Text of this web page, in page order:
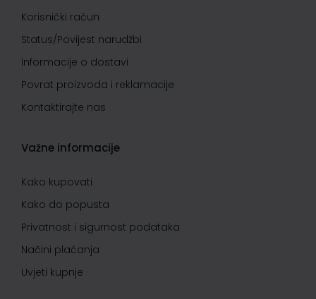
Korisnički račun
Status/Povijest narudžbi
Informacije o dostavi
Povrat proizvoda i reklamacije
Kontaktirajte nas
Važne informacije
Kako kupovati
Kako do popusta
Privatnost i sigurnost podataka
Načini plaćanja
Uvjeti kupnje